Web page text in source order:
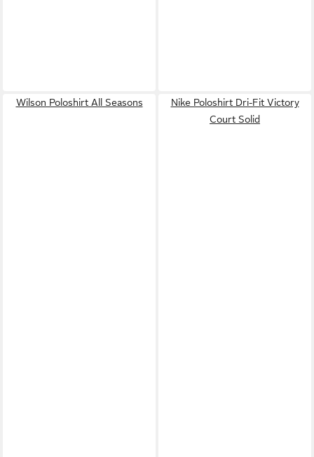
Wilson Poloshirt All Seasons
Nike Poloshirt Dri-Fit Victory
Court Solid